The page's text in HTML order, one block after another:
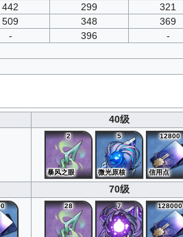
442 299
321
509 348
369
- 396
-
40级
2
暴风之眼
5
微光原核
12800
信用点
70级
28 7 128000